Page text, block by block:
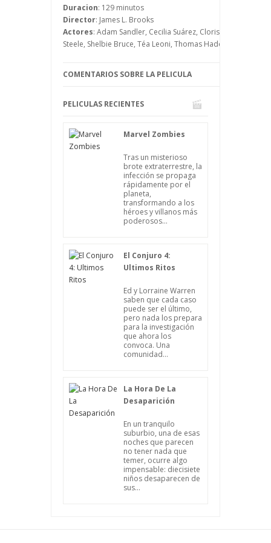
desconocimiento del idioma de Flor, que
poco a poco irá conociendo la forma de
vida norteamericana.
Duracion: 129 minutos
Director: James L. Brooks
Actores: Adam Sandler, Cecilia Suárez, Cloris Leachman,
Steele, Shelbie Bruce, Téa Leoni, Thomas Haden Church,
COMENTARIOS SOBRE LA PELICULA
PELICULAS RECIENTES
Marvel Zombies
Tras un misterioso
brote extraterrestre, la
infección se propaga
rápidamente por el
planeta,
transformando a los
héroes y villanos más
poderosos...
El Conjuro 4:
Ultimos Ritos
Ed y Lorraine Warren
saben que cada caso
puede ser el último,
pero nada los prepara
para la investigación
que ahora los
convoca. Una
comunidad...
La Hora De La
Desaparición
En un tranquilo
suburbio, una de esas
noches que parecen
no tener nada que
temer, ocurre algo
impensable: diecisiete
niños desaparecen de
sus...